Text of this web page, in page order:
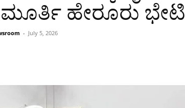
ಹೇರೂರು ಭೇಟಿ
- July 5, 2026